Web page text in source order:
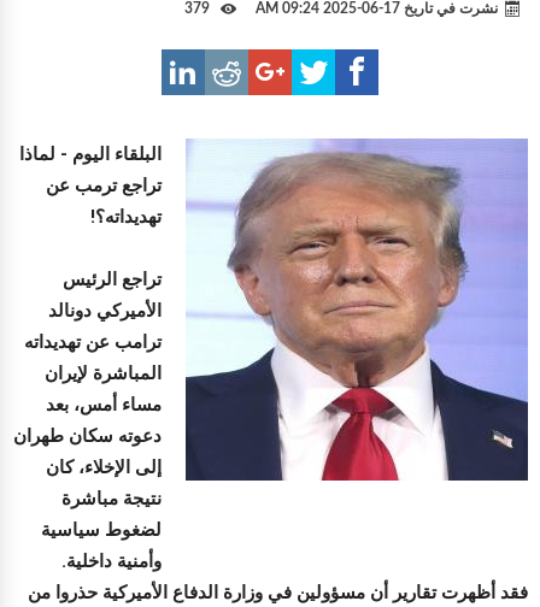
نشرت في تاريخ 17-06-2025 09:24 AM
البلقاء اليوم - لماذا
تراجع ترمب عن
تهديداته؟!
تراجع الرئيس
الأميركي دونالد
ترامب عن تهديداته
المباشرة لإيران
مساء أمس، بعد
دعوته سكان طهران
إلى الإخلاء، كان
نتيجة مباشرة
لضغوط سياسية
وأمنية داخلية.
فقد أظهرت تقارير أن مسؤولين في وزارة الدفاع الأميركية حذروا من